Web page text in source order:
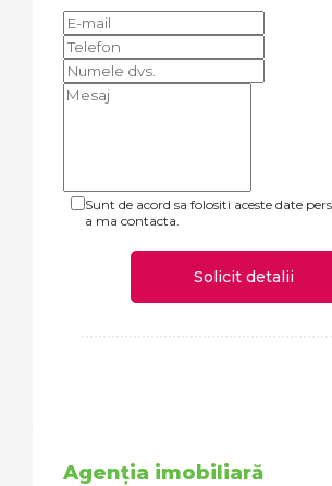
Sunt de acord sa folositi aceste date
a ma contacta.
Solicit detalii
Agenția imobiliară